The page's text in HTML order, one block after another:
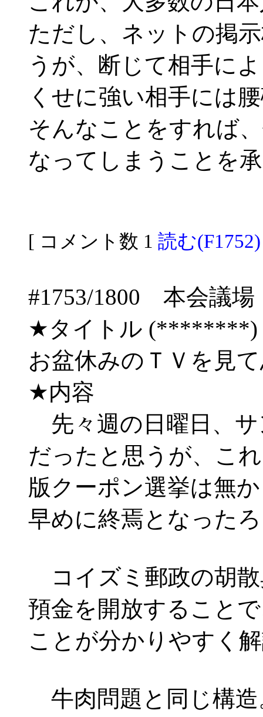
ただし、ネットの掲
うが、断じて相手に
くせに強い相手には
そんなことをすれば
なってしまうことを
[ コメント数 1 読む(F1752)
#1753/1800 本会議
★タイトル (********)
お盆休みのＴＶを見
★内容
先々週の日曜日、サ
だったと思うが、こ
版クーポン選挙は無
早めに終焉となった
コイズミ郵政の胡散
預金を開放すること
ことが分かりやすく
牛肉問題と同じ構造